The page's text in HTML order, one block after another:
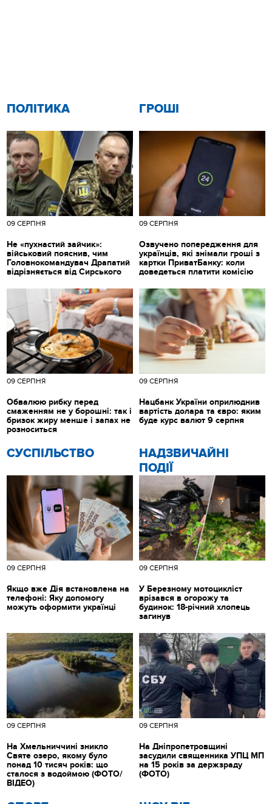
ПОЛІТИКА
09 СЕРПНЯ
Не «пухнастий зайчик»:
військовий пояснив, чим
Головнокомандувач Драпатий
відрізняється від Сирського
ГРОШІ
09 СЕРПНЯ
Озвучено попередження для
українців, які знімали гроші з
картки ПриватБанку: коли
доведеться платити комісію
CУСПІЛЬСТВО
09 СЕРПНЯ
Якщо вже Дія встановлена на
телефоні: Яку допомогу
можуть оформити українці
НАДЗВИЧАЙНІ
ПОДІЇ
09 СЕРПНЯ
У Березному мотоцикліст
врізався в огорожу та
будинок: 18-річний хлопець
загинув
09 СЕРПНЯ
Обвалюю рибку перед
смаженням не у борошні: так і
бризок жиру менше і запах не
розноситься
09 СЕРПНЯ
Нацбанк України оприлюднив
вартість долара та євро: яким
буде курс валют 9 серпня
09 СЕРПНЯ
На Хмельниччині зникло
Святе озеро, якому було
понад 10 тисяч років: що
сталося з водоймою (ФОТО/
ВІДЕО)
09 СЕРПНЯ
На Дніпропетровщині
засудили священника УПЦ МП
на 15 років за держзраду
(ФОТО)